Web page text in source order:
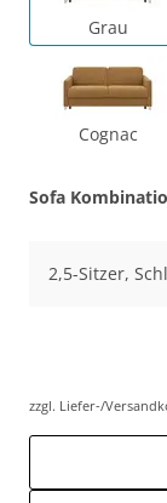
Grau
Cognac
Sofa
2,5-Sitzer,
zzgl. Liefer-/